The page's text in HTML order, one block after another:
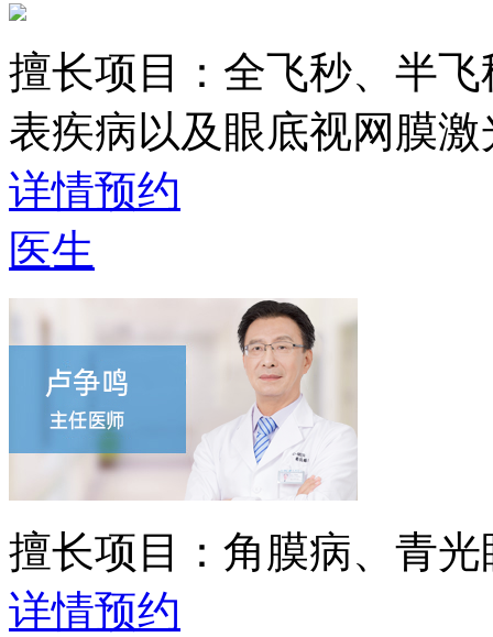
擅长项目： 全飞秒、半
表疾病以及眼底视网膜激
详情预约
医生
擅长项目： 角膜病、青
详情预约